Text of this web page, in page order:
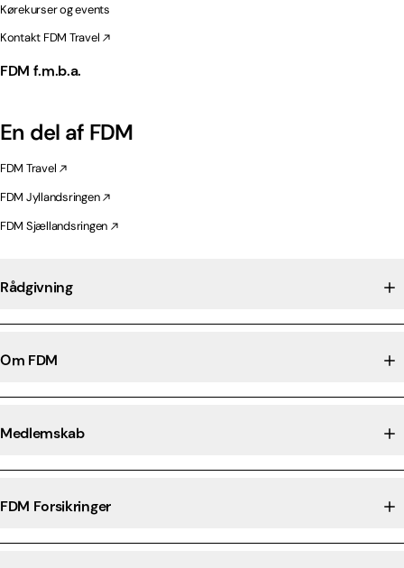
Kørekurser og events
Kontakt FDM Travel
FDM f.m.b.a.
En del af FDM
FDM Travel
FDM Jyllandsringen
FDM Sjællandsringen
Rådgivning
Om FDM
Medlemskab
FDM Forsikringer